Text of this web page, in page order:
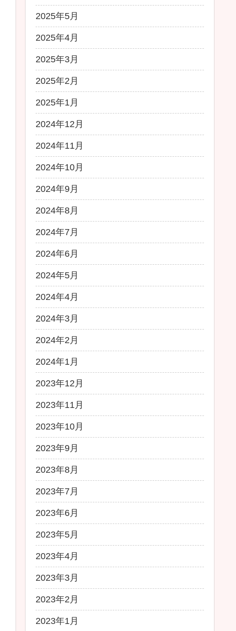
2025年5月
2025年4月
2025年3月
2025年2月
2025年1月
2024年12月
2024年11月
2024年10月
2024年9月
2024年8月
2024年7月
2024年6月
2024年5月
2024年4月
2024年3月
2024年2月
2024年1月
2023年12月
2023年11月
2023年10月
2023年9月
2023年8月
2023年7月
2023年6月
2023年5月
2023年4月
2023年3月
2023年2月
2023年1月